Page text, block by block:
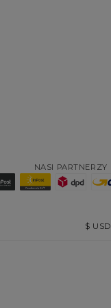
NASI PARTNERZY
$ USD